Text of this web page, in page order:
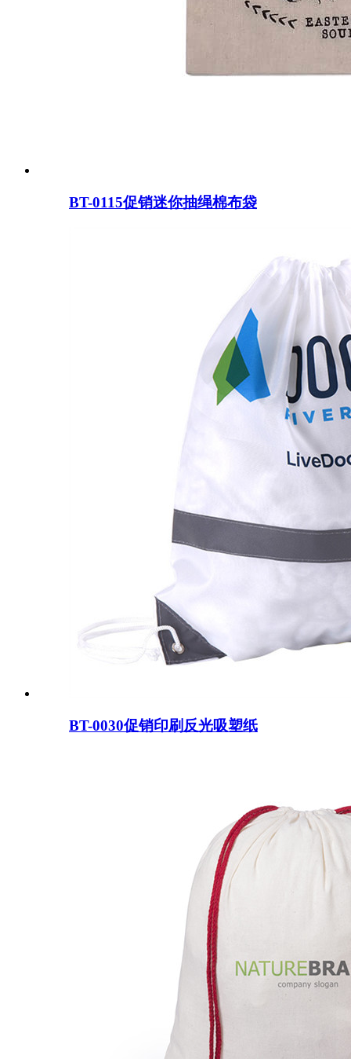
BT-0115促销迷你抽绳棉布袋
BT-0030促销印刷反光吸塑纸